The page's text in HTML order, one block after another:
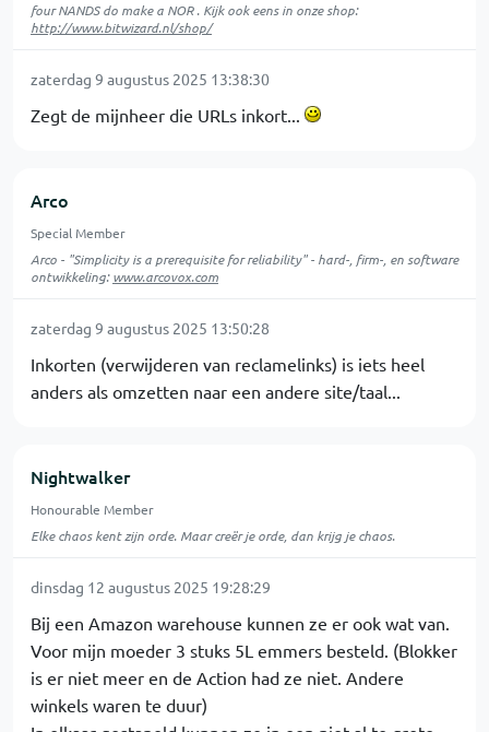
four NANDS do make a NOR . Kijk ook eens in onze shop:
http://www.bitwizard.nl/shop/
zaterdag 9 augustus 2025 13:38:30
Zegt de mijnheer die URLs inkort...
Arco
Special Member
Arco - "Simplicity is a prerequisite for reliability" - hard-, firm-, en software
ontwikkeling:www.arcovox.com
zaterdag 9 augustus 2025 13:50:28
Inkorten (verwijderen van reclamelinks) is iets heel
anders als omzetten naar een andere site/taal...
Nightwalker
Honourable Member
Elke chaos kent zijn orde. Maar creër je orde, dan krijg je chaos.
dinsdag 12 augustus 2025 19:28:29
Bij een Amazon warehouse kunnen ze er ook wat van.
Voor mijn moeder 3 stuks 5L emmers besteld. (Blokker
is er niet meer en de Action had ze niet. Andere
winkels waren te duur)